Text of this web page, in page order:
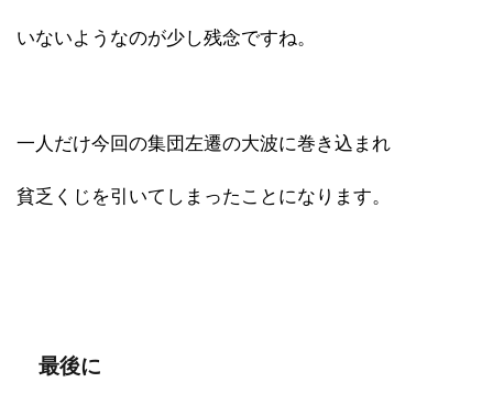
いないようなのが少し残念ですね。
一人だけ今回の集団左遷の大波に巻き込まれ
貧乏くじを引いてしまったことになります。
最後に